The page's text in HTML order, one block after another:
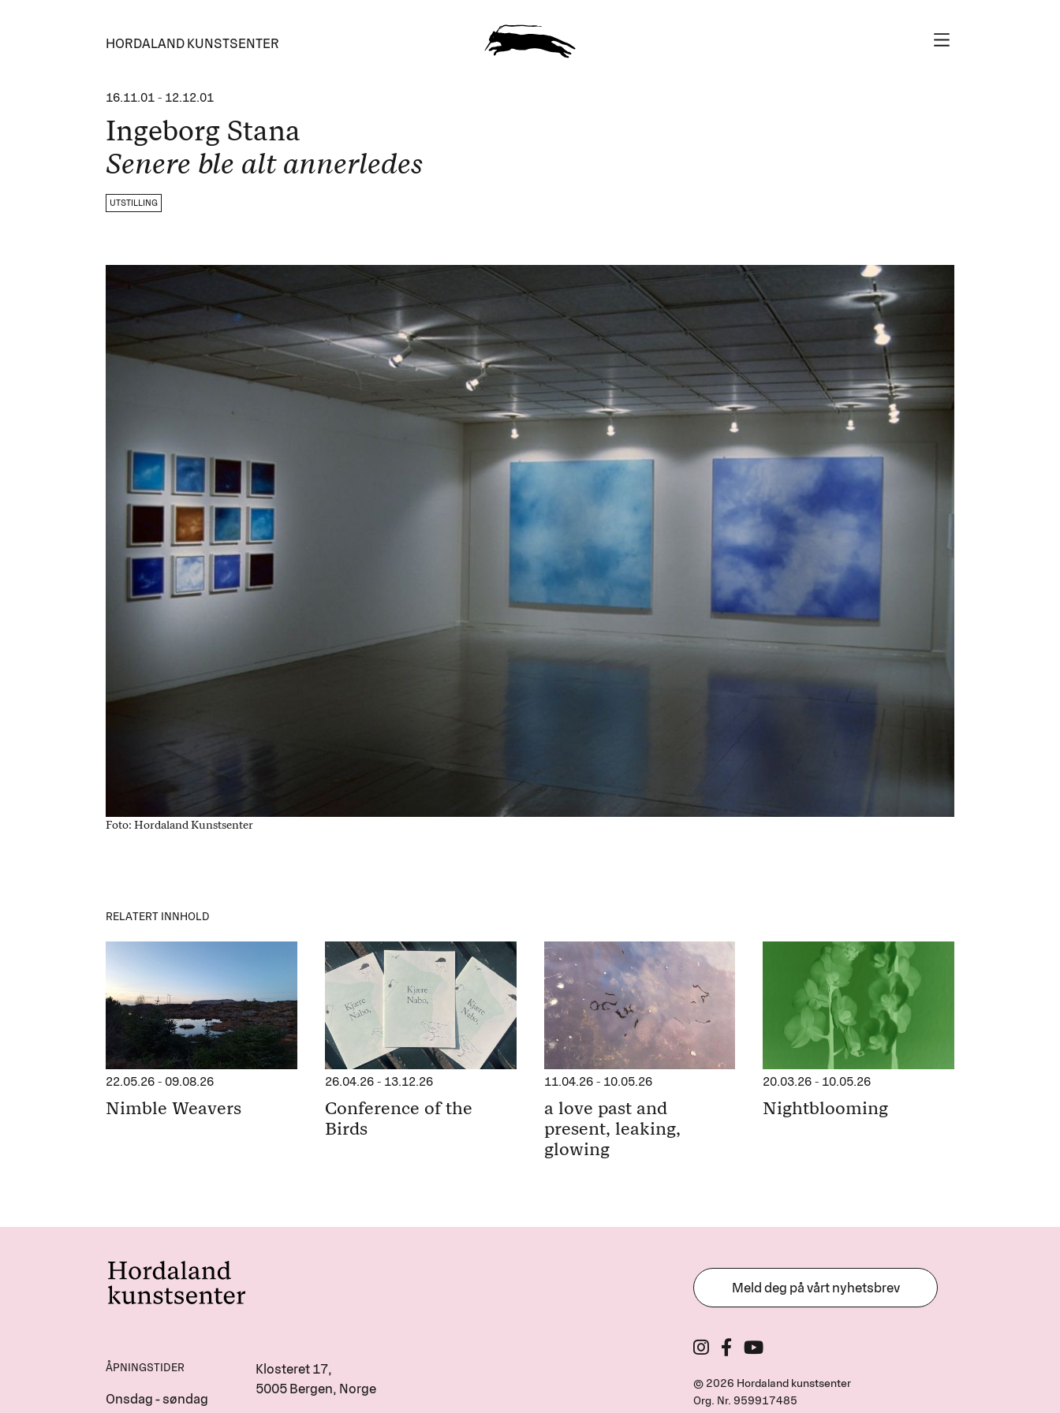
HORDALAND KUNSTSENTER
16.11.01 - 12.12.01
Ingeborg Stana
Senere ble alt annerledes
UTSTILLING
Foto: Hordaland Kunstsenter
RELATERT INNHOLD
22.05.26 -09.08.26
Nimble Weavers
26.04.26- 13.12.26
Conference of the
Birds
11.04.26- 10.05.26
a love past and
present, leaking,
glowing
20.03.26 - 10.05.26
Nightblooming
ÅPNINGSTIDER
Onsdag - søndag
Klosteret 17,
5005 Bergen, Norge
Meld deg på vårt nyhetsbrev
© 2026 Hordaland kunstsenter
Org. Nr. 959917485